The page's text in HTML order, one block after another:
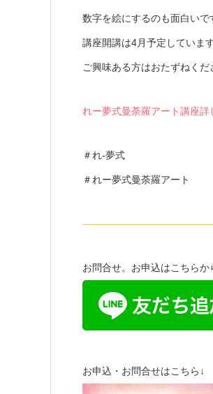
数字を絵にするのも面白いで
講座開講は4月予定しています
ご興味ある方はおたずねくだ
れー夢式曼荼羅アート講座
＃れ-夢式
＃れー夢式曼荼羅アート
お問合せ。お申込はこちらか
お申込・お問合せはこちら↓